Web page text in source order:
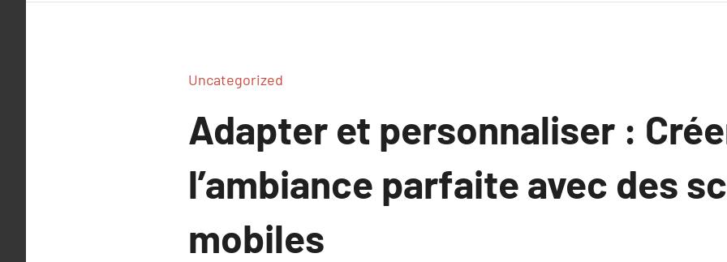
Uncategorized
Adapter et personnaliser :
l’ambiance parfaite avec des
mobiles